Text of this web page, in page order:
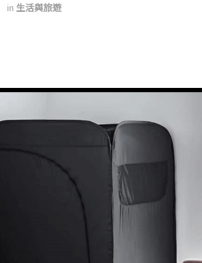
in 生活與旅遊